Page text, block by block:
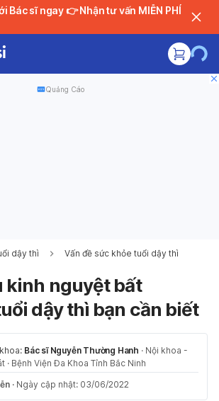
👉 Nhận tư vấn MIỄN PHÍ
Quảng Cáo
dậy thì Vấn đề sức khỏe tuổi dậy thì
kinh nguyệt bất
dậy thì bạn cần biết
Bác sĩ Nguyễn Thường Hanh · Nội khoa -
· Bệnh Viện Đa Khoa Tỉnh Bắc Ninh
· Ngày cập nhật: 03/06/2022